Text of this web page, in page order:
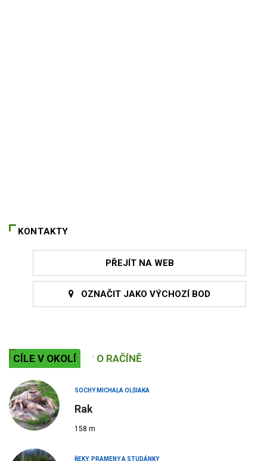
KONTAKTY
PŘEJÍT NA WEB
OZNAČIT JAKO VÝCHOZÍ BOD
CÍLE V OKOLÍ O RAČÍNĚ
SOCHY MICHALA OLŠIAKA
Rak
158 m
ŘEKY, PRAMENY A STUDÁNKY